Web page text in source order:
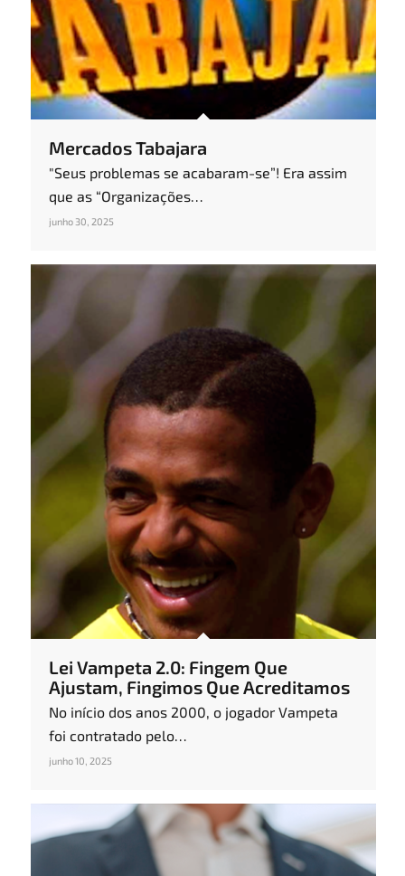
Mercados Tabajara
"Seus problemas se acabaram-se”! Era assim
que as “Organizações…
junho 30, 2025
Lei Vampeta 2.0: Fingem Que
Ajustam, Fingimos Que Acreditamos
No início dos anos 2000, o jogador Vampeta
foi contratado pelo…
junho 10, 2025